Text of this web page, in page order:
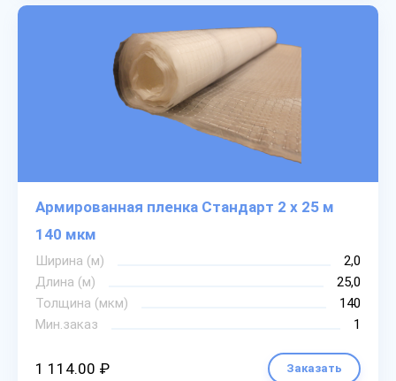
Армированная пленка Стандарт 2 х 25 м
140 мкм
Ширина (м)
2,0
Длина (м)
25,0
Толщина (мкм)
140
Мин.заказ
1
1 114.00 ₽ Заказать